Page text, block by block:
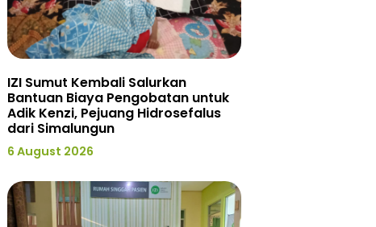
IZI Sumut Kembali Salurkan
Bantuan Biaya Pengobatan untuk
Adik Kenzi, Pejuang Hidrosefalus
dari Simalungun
6 August 2026